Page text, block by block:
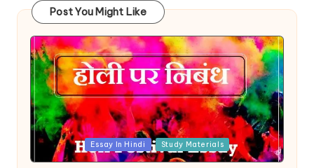
Post You Might Like
Posted
Essay In Hindi Study Materials